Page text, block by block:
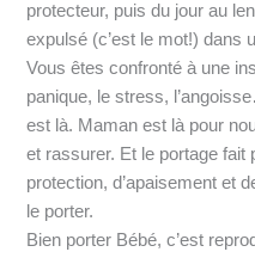
protecteur, puis du jour au
expulsé (c’est le mot!) dans
Vous êtes confronté à une
panique, le stress,
est là. Maman est là pour
et rassurer. Et le portage fait
protection, d’apaisement et
le porter.
Bien porter Bébé, c’est